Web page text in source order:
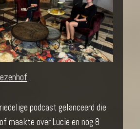
podcast gelanceerd die
maakte over Lucie en nog 8